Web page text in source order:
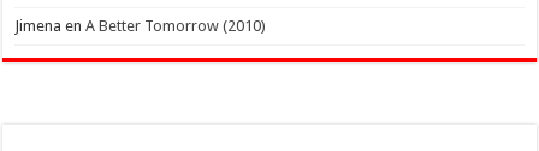
Jimena enA Better Tomorrow (2010)